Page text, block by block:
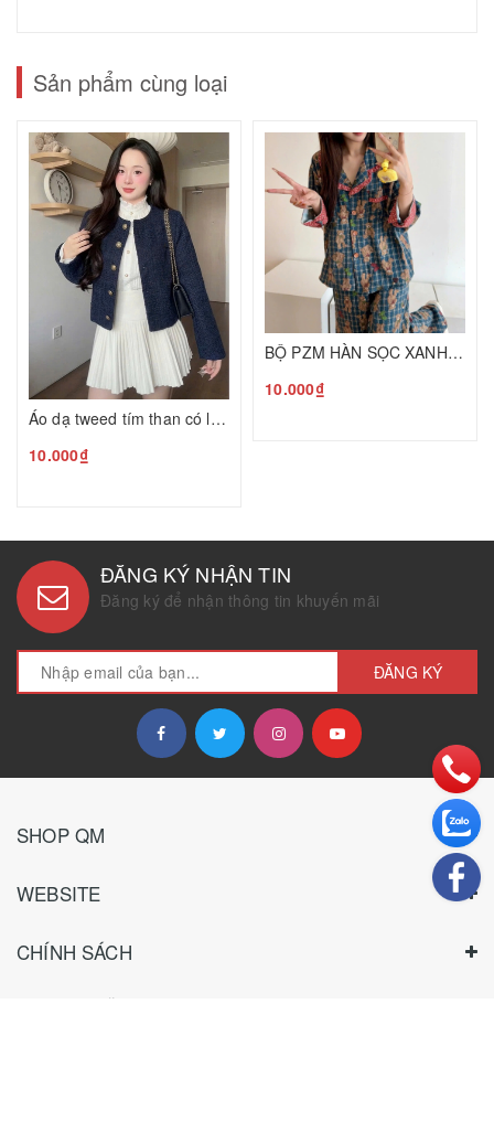
Sản phẩm cùng loại
Áo dạ tweed tím than có lót T26080952
10.000₫
BỘ PZM HÀN SỌC XANH TQ26080950
10.000₫
ĐĂNG KÝ NHẬN TIN
Đăng ký để nhận thông tin khuyến mãi
ĐĂNG KÝ
SHOP QM
WEBSITE
CHÍNH SÁCH